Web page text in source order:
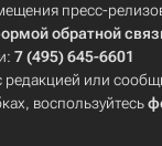
пресс-
обратной
7 (495) 645-6601
редакцией или
воспользуйтесь